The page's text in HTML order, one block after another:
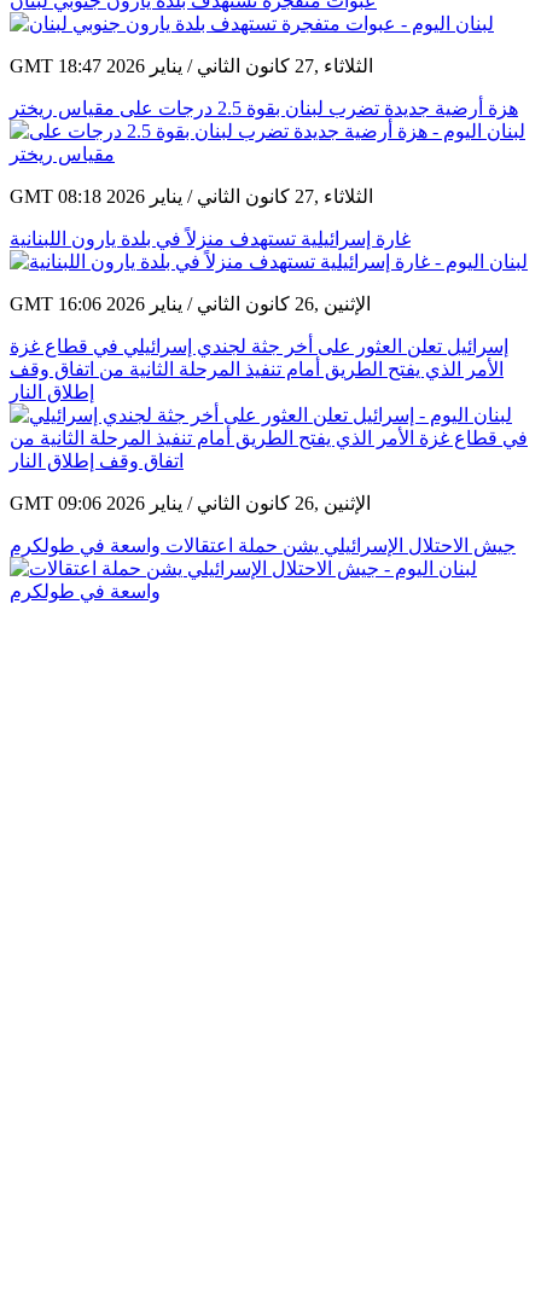
GMT 18:47 2026 الثلاثاء ,27 كانون الثاني / يناير
هزة أرضية جديدة تضرب لبنان بقوة 2.5 درجات على مقياس ريختر
GMT 08:18 2026 الثلاثاء ,27 كانون الثاني / يناير
غارة إسرائيلية تستهدف منزلاً في بلدة يارون اللبنانية
GMT 16:06 2026 الإثنين ,26 كانون الثاني / يناير
إسرائيل تعلن العثور على أخر جثة لجندي إسرائيلي في قطاع غزة
الأمر الذي يفتح الطريق أمام تنفيذ المرحلة الثانية من اتفاق وقف
إطلاق النار
GMT 09:06 2026 الإثنين ,26 كانون الثاني / يناير
جيش الاحتلال الإسرائيلي يشن حملة اعتقالات واسعة في طولكرم